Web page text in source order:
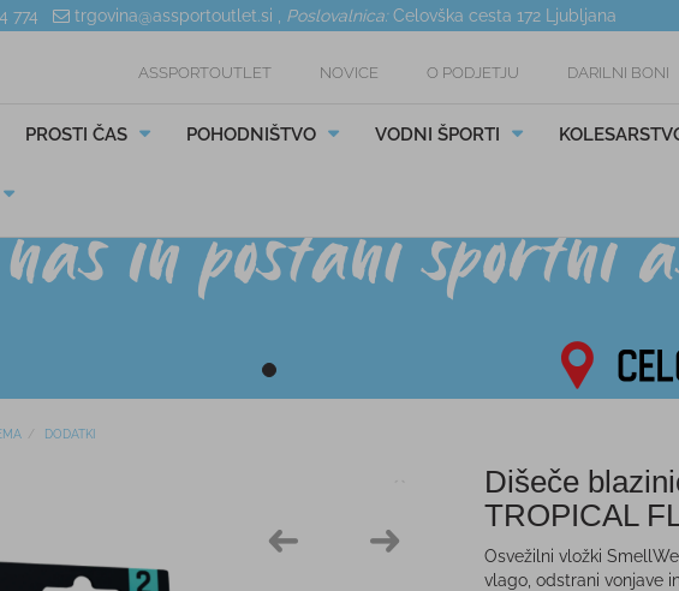
774 trgovina@assportoutlet.si Poslovalnica: Celovška cesta 172Ljubljana
ASSPORTOUTLET NOVICE O PODJETJU DARILNI BONI
PROSTI ČAS POHODNIŠTVO VODNI ŠPORTI
DODATKI
Dišeče
TROPICAL
Osvežilni vložki
vlago, odstrani vonjave